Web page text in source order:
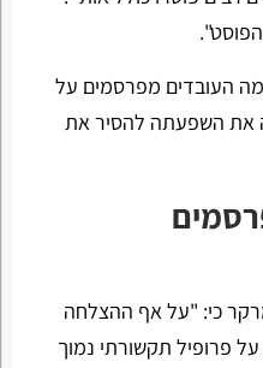
העובדים מפרסמים על
את השפעתה להסיר את
כי: "על אף ההצלחה
פרופיל תקשורתי נמוך